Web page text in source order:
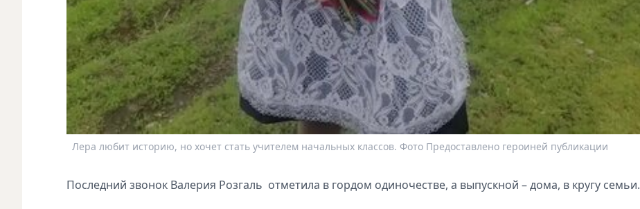
Лера любит историю, но хочет стать учителем начальных классов. Фото Предоставлено героиней публикации
Последний звонок Валерия Розгаль отметила в гордом одиночестве, а выпускной – дома, в кругу семьи.